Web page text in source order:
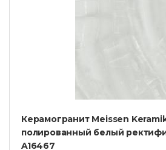
Керамогранит Meissen
полированный белый
A16467